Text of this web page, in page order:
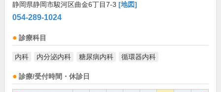
静岡県静岡市駿河区曲金6丁目7-3 [地図]
054-289-1024
診療科目
内科 内分泌内科 糖尿病内科 循環器内科
診療/受付時間・休診日